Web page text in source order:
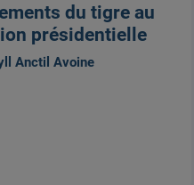
du tigre au
présidentielle
Anctil Avoine